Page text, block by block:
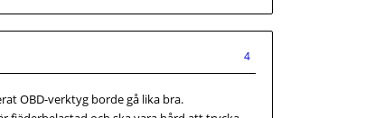
4
OBD-verktyg borde gå lika bra.